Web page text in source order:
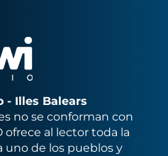
- Illes Balears
no se conforman con
ofrece al lector toda la
uno de los pueblos y